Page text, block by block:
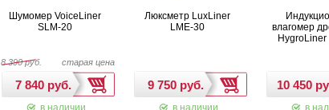
Шумомер VoiceLiner
SLM-20
8 390 руб. старая цена
в наличии
Люксметр LuxLiner
LME-30
в наличии
влагомер
HygroLiner
в